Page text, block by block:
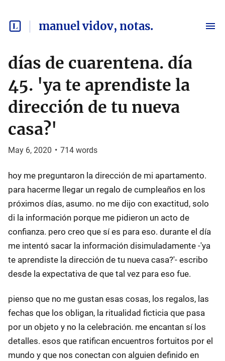
manuel vidov, notas.
días de cuarentena. día
45. 'ya te aprendiste la
dirección de tu nueva
casa?'
May 6, 2020 • 714 words
hoy me preguntaron la dirección de mi apartamento.
para hacerme llegar un regalo de cumpleaños en los
próximos días, asumo. no me dijo con exactitud, solo
di la información porque me pidieron un acto de
confianza. pero creo que sí es para eso. durante el día
me intentó sacar la información disimuladamente -'ya
te aprendiste la dirección de tu nueva casa?'- escribo
desde la expectativa de que tal vez para eso fue.
pienso que no me gustan esas cosas, los regalos, las
fechas que los obligan, la ritualidad ficticia que pasa
por un objeto y no la celebración. me encantan sí los
detalles. esos que ratifican encuentros fortuitos por el
mundo y que nos conectan con alguien definido en